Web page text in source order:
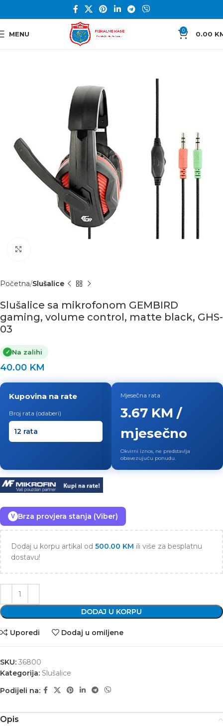
MENU 0 0.00
Početna Slušalice
Slušalice sa mikrofonom GEMBIRD
gaming, volume control, matte black, GHS-
03
✓ Na zalihi
40.00 KM
Kupovina na rate
Broj rata (odaberi)
Mjesečna rata
3.67 KM /
mjesečno
Okvirni iznos, ne predstavlja
obavezujuću ponudu.
V Brza provjera stanja (Viber)
Dodaj u korpu artikal od 500.00 KM ili više za besplatnu
dostavu!
DODAJ U KORPU
Uporedi Dodaj u omiljene
SKU: 36800
Kategorija: Slušalice
Podijeli na:
Opis